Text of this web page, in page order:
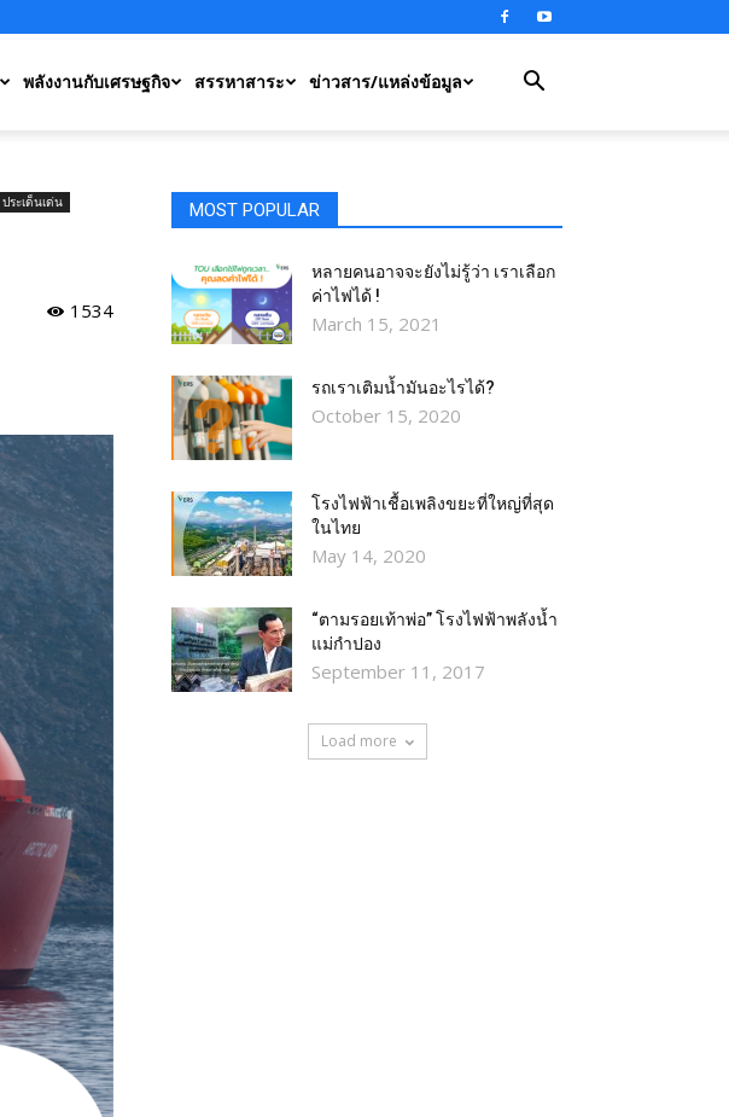
พลังงานกับเศรษฐกิจ สรรหาสาระ ข่าวสาร/แหล่งข้อมูล
ประเด็นเด่น
1534
MOST POPULAR
หลายคนอาจจะยังไม่รู้ว่า เราเลือก
ค่าไฟได้ !
March 15, 2021
รถเราเติมน้ำมันอะไรได้?​
October 15, 2020
โรงไฟฟ้าเชื้อเพลิงขยะที่ใหญ่ที่สุด
ในไทย
May 14, 2020
“ตามรอยเท้าพ่อ” โรงไฟฟ้าพลังน้ำ
แม่กำปอง
September 11, 2017
Load more